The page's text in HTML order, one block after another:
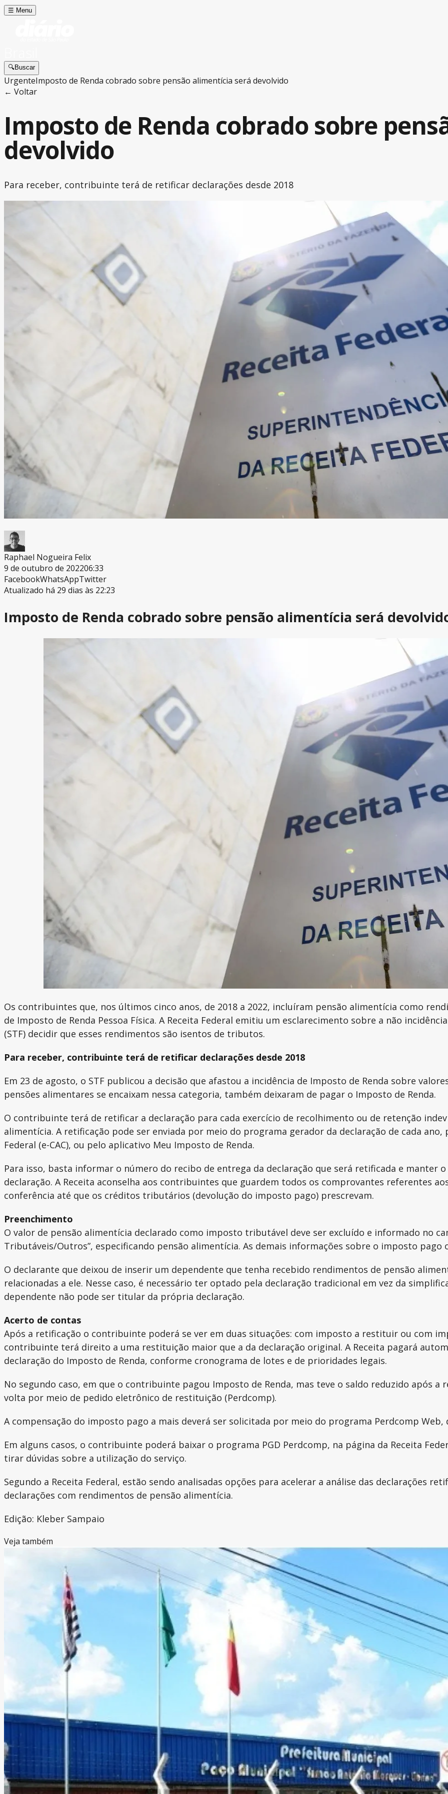
☰ Menu
🔍Buscar
UrgenteImposto de Renda cobrado sobre pensão alimentícia será devolvido
← Voltar
Imposto de Renda cobrado sobre
devolvido
Para receber, contribuinte terá de retificar declarações desde 2018
Raphael Nogueira Felix
9 de outubro de 202206:33
FacebookWhatsAppTwitter
Atualizado há 29 dias às 22:23
Imposto de Renda cobrado sobre pensão alimentícia será
Os contribuintes que, nos últimos cinco anos, de 2018 a 2022, incluíram pensão alimentícia como
de Imposto de Renda Pessoa Física. A Receita Federal emitiu um esclarecimento sobre a não
(STF) decidir que esses rendimentos são isentos de tributos.
Para receber, contribuinte terá de retificar declarações desde 2018
Em 23 de agosto, o STF publicou a decisão que afastou a incidência de Imposto de Renda sobre
pensões alimentares se encaixam nessa categoria, também deixaram de pagar o Imposto de Renda.
O contribuinte terá de retificar a declaração para cada exercício de recolhimento ou de retenção
alimentícia. A retificação pode ser enviada por meio do programa gerador da declaração de cada
Federal (e-CAC), ou pelo aplicativo Meu Imposto de Renda.
Para isso, basta informar o número do recibo de entrega da declaração que será retificada e manter
declaração. A Receita aconselha aos contribuintes que guardem todos os comprovantes referentes
conferência até que os créditos tributários (devolução do imposto pago) prescrevam.
Preenchimento
O valor de pensão alimentícia declarado como imposto tributável deve ser excluído e informado no
Tributáveis/Outros”, especificando pensão alimentícia. As demais informações sobre o imposto
O declarante que deixou de inserir um dependente que tenha recebido rendimentos de pensão
relacionadas a ele. Nesse caso, é necessário ter optado pela declaração tradicional em vez da
dependente não pode ser titular da própria declaração.
Acerto de contas
Após a retificação o contribuinte poderá se ver em duas situações: com imposto a restituir ou com
contribuinte terá direito a uma restituição maior que a da declaração original. A Receita pagará
declaração do Imposto de Renda, conforme cronograma de lotes e de prioridades legais.
No segundo caso, em que o contribuinte pagou Imposto de Renda, mas teve o saldo reduzido após
volta por meio de pedido eletrônico de restituição (Perdcomp).
A compensação do imposto pago a mais deverá ser solicitada por meio do programa Perdcomp Web,
Em alguns casos, o contribuinte poderá baixar o programa PGD Perdcomp, na página da Receita
tirar dúvidas sobre a utilização do serviço.
Segundo a Receita Federal, estão sendo analisadas opções para acelerar a análise das declarações
declarações com rendimentos de pensão alimentícia.
Edição: Kleber Sampaio
Veja também